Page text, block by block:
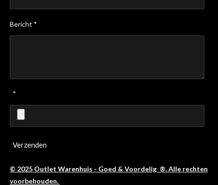
Bericht *
*
Verzenden
© 2025 Outlet Warenhuis - Goed & Voordelig ®. Alle rechten
voorbehouden.